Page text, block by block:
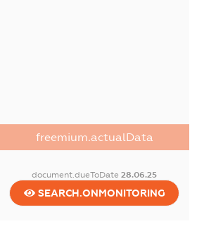
freemium.actualData
document.dueToDate28.06.25
SEARCH.ONMONITORING